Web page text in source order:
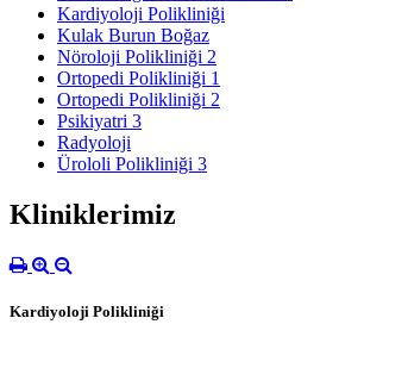
Kardiyoloji Polikliniği
Kulak Burun Boğaz
​Nöroloji Polikliniği 2
Ortopedi Polikliniği 1
Ortopedi Polikliniği 2
Psikiyatri 3
Radyoloji
Ürololi Polikliniği 3
Kliniklerimiz
Kardiyoloji Polikliniği